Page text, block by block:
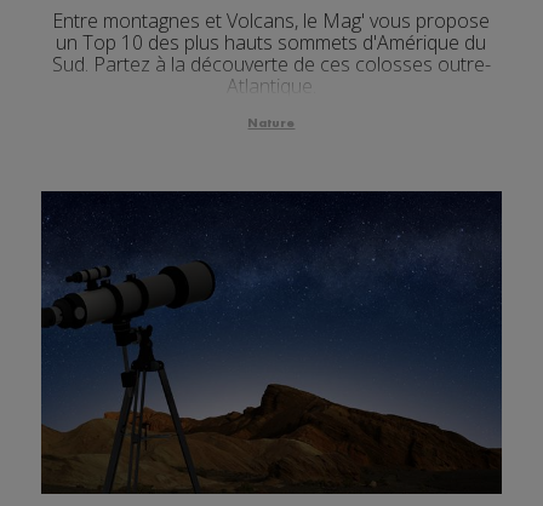
Entre montagnes et Volcans, le Mag' vous propose
un Top 10 des plus hauts sommets d'Amérique du
Sud. Partez à la découverte de ces colosses outre-
Atlantique.
Nature